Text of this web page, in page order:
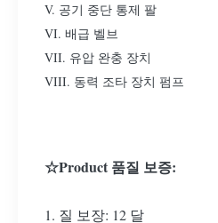
V. 공기 중단 통제 팔
VI. 배급 벨브
VII. 유압 완충 장치
VIII. 동력 조타 장치 펌프
☆Product 품질 보증:
1. 질 보장: 12 달